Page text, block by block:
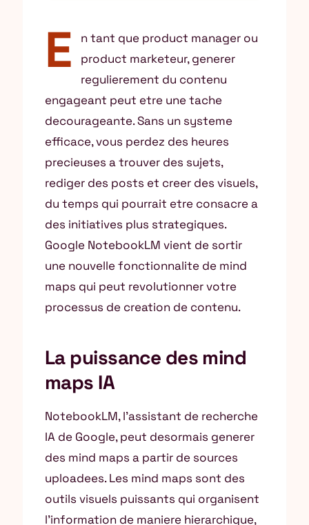
E
n tant que product manager ou
product marketeur, generer
regulierement du contenu
engageant peut etre une tache
decourageante. Sans un systeme
efficace, vous perdez des heures
precieuses a trouver des sujets,
rediger des posts et creer des visuels,
du temps qui pourrait etre consacre a
des initiatives plus strategiques.
Google NotebookLM vient de sortir
une nouvelle fonctionnalite de mind
maps qui peut revolutionner votre
processus de creation de contenu.
La puissance des mind
maps IA
NotebookLM, l’assistant de recherche
IA de Google, peut desormais generer
des mind maps a partir de sources
uploadees. Les mind maps sont des
outils visuels puissants qui organisent
l’information de maniere hierarchique,